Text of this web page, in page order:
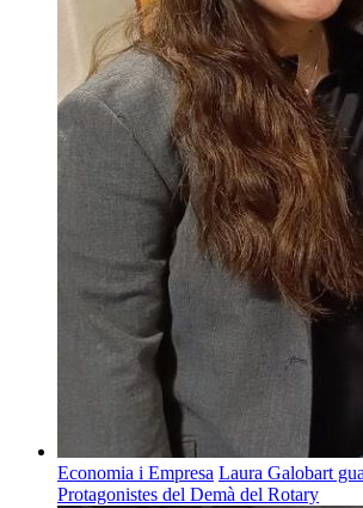
Economia i Empresa Laura Galobart
Protagonistes del Demà del Rotary